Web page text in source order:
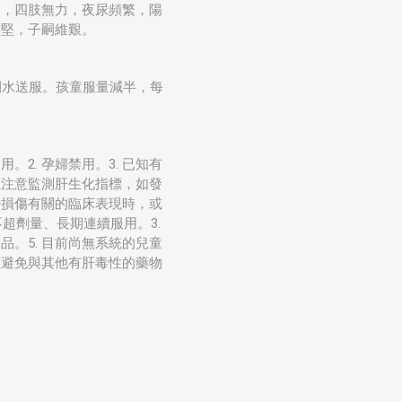
四肢無力，夜尿頻繁，陽
，子嗣維艱。
送服。孩童服量減半，每
。2. 孕婦禁用。3. 已知有
意監測肝生化指標，如發
傷有關的臨床表現時，或
劑量、長期連續服用。3.
。5. 目前尚無系統的兒童
免與其他有肝毒性的藥物